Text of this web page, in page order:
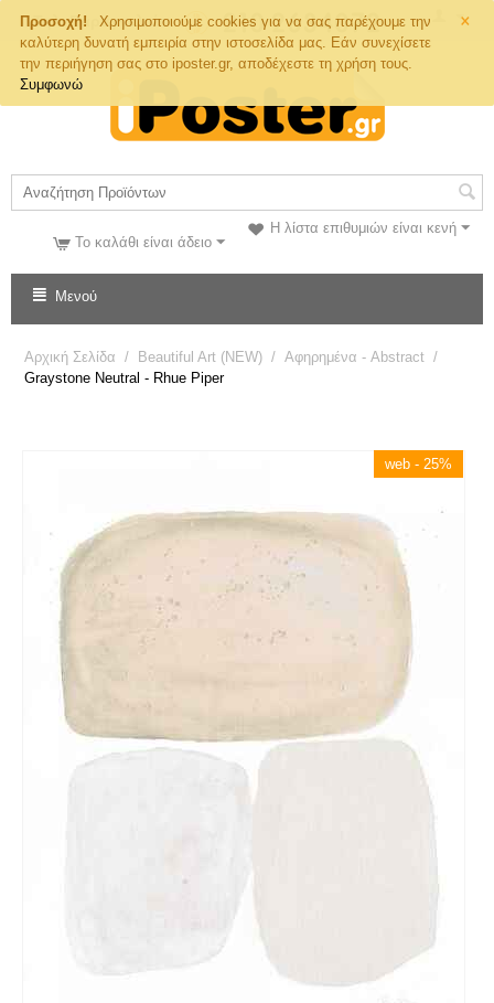
×
Προσοχή!
Χρησιμοποιούμε cookies για να σας παρέχουμε την
καλύτερη δυνατή εμπειρία στην ιστοσελίδα μας. Εάν συνεχίσετε
την περιήγηση σας στο iposter.gr, αποδέχεστε τη χρήση τους.
Συμφωνώ
Τηλ. Παραγγελιών
Η λίστα επιθυμιών είναι κενή
Το καλάθι είναι άδειο
Μενού
Αρχική Σελίδα / Beautiful Art (NEW) / Αφηρημένα - Abstract /
Graystone Neutral - Rhue Piper
web - 25%